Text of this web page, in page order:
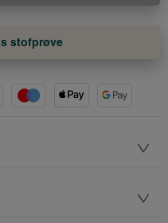
stofprøve